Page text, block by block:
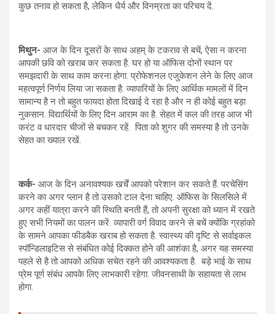
कुछ तनाव हो सकता है, लेकिन धैर्य और विनम्रता का परिचय दें.
मिथुन- आज के दिन दूसरों के साथ अहम् के टकराव से बचें, ऐसा न करना
आपकी छवि को खराब कर सकता है. घर हो या ऑफिस दोनों स्थान पर
समझदारी के साथ काम करना होगा. प्रोफेशनल एजुकेशन लेने के लिए आज
महत्वपूर्ण निर्णय लिया जा सकता है. व्यापारियों के लिए आर्थिक मामलों में दिन
सामान्य है न तो बहुत फायदा होता दिखाई दे रहा है और न ही कोई बहुत बड़ा
नुकसान. विद्यार्थियों के लिए दिन आराम का है. सेहत में कल की तरह आज भी
करंट व धारदार चीजों से बचकर रहें. पिता को शुगर की समस्या है तो उनके
सेहत का ख्याल रखें.
कर्क- आज के दिन अनावश्यक खर्चें आपको परेशान कर सकते हैं. परचेसिंग
करने का अगर प्लान है तो उसको टाल देना चाहिए. ऑफिस के सिलसिले में
अगर कहीं यात्रा करने की स्थिति बनती हैं, तो अपनी सुरक्षा को ध्यान में रखते
हुए सभी नियमों का पालन करें. व्यापारी वर्ग विवाद करने से बचें क्योंकि ग्रहांको
के सामने आपका फीडबैक खराब हो सकता है. स्वास्थ्य की दृष्टि से सर्वाइकल
स्पॉन्डिलाइटिस से संबंधित कोई दिक्कत होने की आशंका है, अगर यह समस्या
पहले से है तो आपको अधिक सचेत रहने की आवश्यकता है. बड़े भाई के साथ
प्रेम पूर्ण संबंध आपके लिए लाभकारी रहेगा. जीवनसाथी के सहायता से लाभ
होगा.